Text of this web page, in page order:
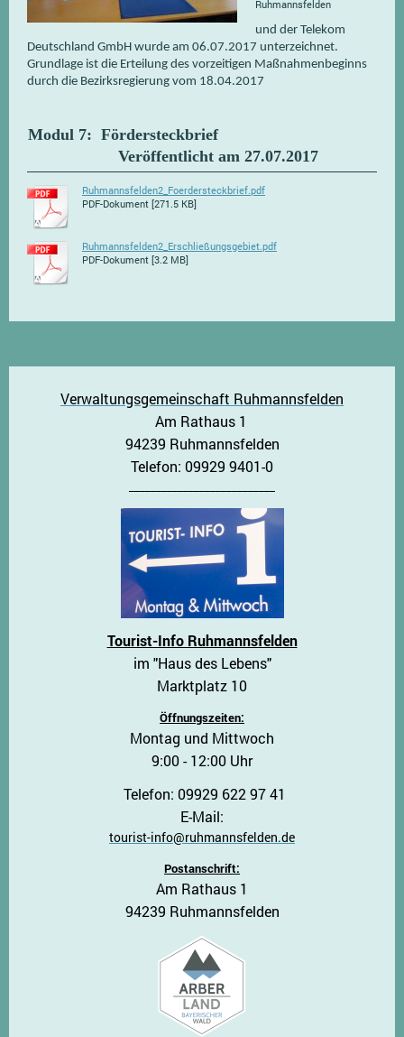
Ruhmannsfelden
und der Telekom
Deutschland GmbH wurde am 06.07.2017 unterzeichnet.
Grundlage ist die Erteilung des vorzeitigen Maßnahmenbeginns
durch die Bezirksregierung vom 18.04.2017
Modul 7: Fördersteckbrief
Veröffentlicht am 27.07.2017
Ruhmannsfelden2_Foerdersteckbrief.pdf
PDF-Dokument [271.5 KB]
Ruhmannsfelden2_Erschließungsgebiet.pdf
PDF-Dokument [3.2 MB]
Verwaltungsgemeinschaft Ruhmannsfelden
Am Rathaus 1
94239 Ruhmannsfelden
Telefon: 09929 9401-0
Tourist-Info Ruhmannsfelden
im "Haus des Lebens"
Marktplatz 10
Öffnungszeiten:
Montag und Mittwoch
9:00 - 12:00 Uhr
Telefon: 09929 622 97 41
E-Mail:
tourist-info@ruhmannsfelden.de
Postanschrift:
Am Rathaus 1
94239 Ruhmannsfelden